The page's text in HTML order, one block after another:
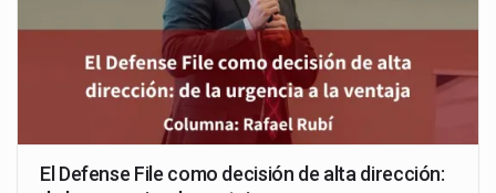
El Defense File como decisión de alta dirección: